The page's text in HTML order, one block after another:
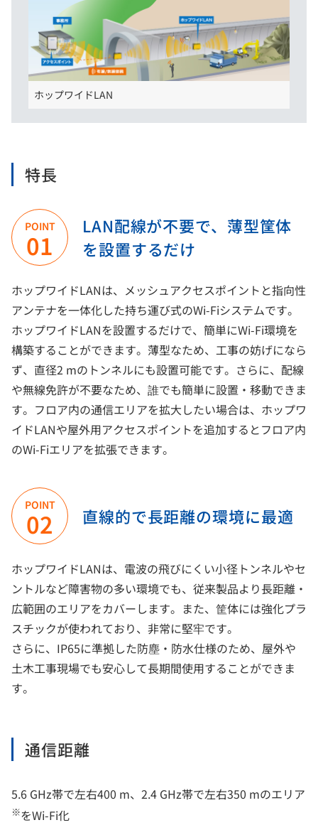
ホップワイドLAN
特長
POINT
01
LAN配線が不要で、薄型筐体
を設置するだけ
ホップワイドLANは、メッシュアクセスポイントと指向性
アンテナを一体化した持ち運び式のWi-Fiシステムです。
ホップワイドLANを設置するだけで、簡単にWi-Fi環境を
構築することができます。薄型なため、工事の妨げになら
ず、直径2 mのトンネルにも設置可能です。さらに、配線
や無線免許が不要なため、誰でも簡単に設置・移動できま
す。フロア内の通信エリアを拡大したい場合は、ホップワ
イドLANや屋外用アクセスポイントを追加するとフロア内
のWi-Fiエリアを拡張できます。
POINT
02 直線的で長距離の環境に最適
ホップワイドLANは、電波の飛びにくい小径トンネルやセ
ントルなど障害物の多い環境でも、従来製品より長距離・
広範囲のエリアをカバーします。また、筐体には強化プラ
スチックが使われており、非常に堅牢です。
さらに、IP65に準拠した防塵・防水仕様のため、屋外や
土木工事現場でも安心して長期間使用することができま
す。
通信距離
5.6 GHz帯で左右400 m、2.4 GHz帯で左右350 mのエリア
※をWi-Fi化